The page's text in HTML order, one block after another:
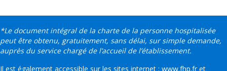
*Le document intégral de la charte de la personne hospitalisée
peut être obtenu, gratuitement, sans délai, sur simple demande,
auprès du service chargé de l’accueil de l’établissement.
Il est également accessible sur les sites internet : www.fhp.fr et